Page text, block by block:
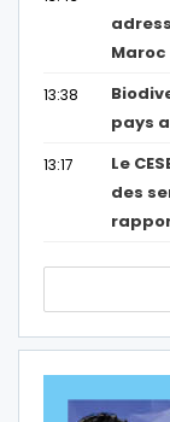
Maroc
13:38
pays
13:17
Le
des